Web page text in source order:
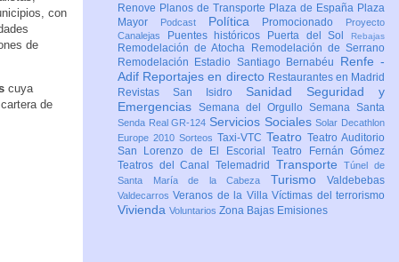
con
de
cuya
de
Renove Planos de Transporte Plaza de España Plaza
Mayor
Podcast Política Promocionado
Proyecto
Canalejas
Puentes históricos Puerta del Sol Rebajas
Remodelación de Atocha
Remodelación de Serrano
Remodelación Estadio Santiago Bernabéu Renfe -
Adif Reportajes en directo Restaurantes en Madrid
Revistas San Isidro Sanidad Seguridad y
Emergencias Semana del Orgullo Semana Santa
Senda Real GR-124 Servicios SocialesSolar Decathlon
Europe 2010 Sorteos Taxi-VTC Teatro Teatro Auditorio
San Lorenzo de El EscorialTeatro Fernán Gómez
Teatros del Canal Telemadrid TransporteTúnel de
Santa María de la Cabeza Turismo Valdebebas
ValdecarrosVeranos de la VillaVíctimas del terrorismo
Vivienda Voluntarios Zona Bajas Emisiones